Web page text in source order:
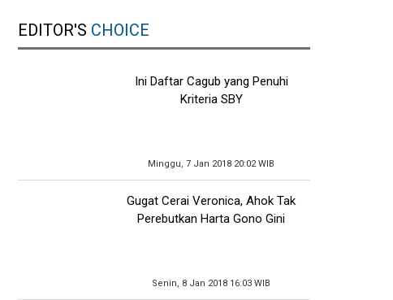
EDITOR'S CHOICE
Ini Daftar Cagub yang Penuhi
Kriteria SBY
Minggu, 7 Jan 2018 20:02 WIB
Gugat Cerai Veronica, Ahok Tak
Perebutkan Harta Gono Gini
Senin, 8 Jan 2018 16:03 WIB